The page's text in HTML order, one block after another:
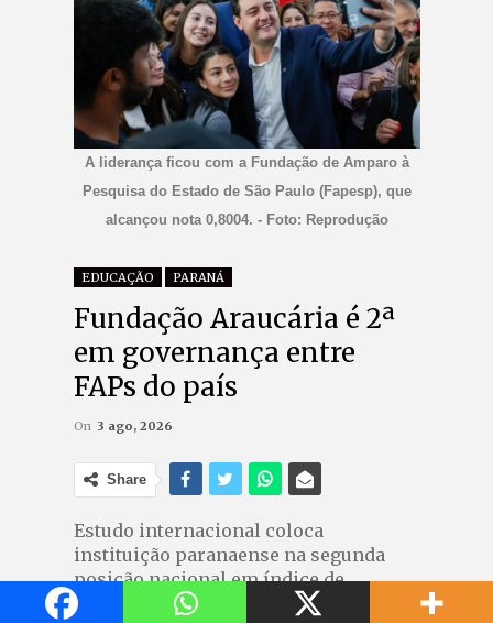
A liderança ficou com a Fundação de Amparo à
Pesquisa do Estado de São Paulo (Fapesp), que
alcançou nota 0,8004. - Foto: Reprodução
EDUCAÇÃO PARANÁ
Fundação Araucária é 2ª
em governança entre
FAPs do país
On 3 ago, 2026
Share
Estudo internacional coloca
instituição paranaense na segunda
posição nacional em índice de
governança pública, atrás apenas da